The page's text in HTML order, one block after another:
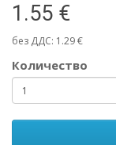
1.55 €
без ДДС: 1.29 €
Количество